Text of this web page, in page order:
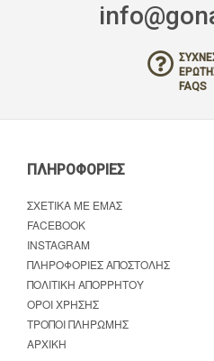
FAQS
ΠΛΗΡΟΦΟΡΊΕΣ
ΣΧΕΤΙΚΆ ΜΕ ΕΜΆΣ
FACEBOOK
INSTAGRAM
ΠΛΗΡΟΦΟΡΊΕΣ ΑΠΟΣΤΟΛΉΣ
ΠΟΛΙΤΙΚΉ ΑΠΟΡΡΉΤΟΥ
ΌΡΟΙ ΧΡΉΣΗΣ
ΤΡΌΠΟΙ ΠΛΗΡΩΜΉΣ
ΑΡΧΙΚΉ